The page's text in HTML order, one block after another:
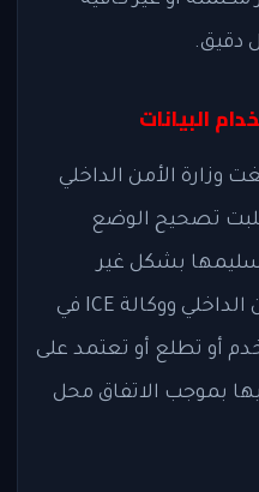
دقيق.
البيانات
وزارة الأمن الداخلي
تصحيح الوضع
بشكل غير
قانوني. كما أكدت وزارة الأمن الداخلي ووكالة ICE في
أو تطلع أو تعتمد على
بموجب الاتفاق محل